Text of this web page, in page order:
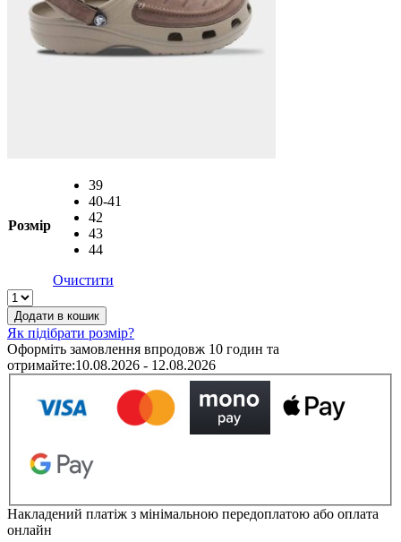
Розмір
39
40-41
42
43
44
Очистити
Crocs
Yukon
Vista
Espresso
арт.
205177
Крокс
кількість
Додати в кошик
Як підібрати розмір?
Оформіть замовлення впродовж 10 годин та
отримайте:10.08.2026 - 12.08.2026
Накладений платіж з мінімальною передоплатою або оплата
онлайн